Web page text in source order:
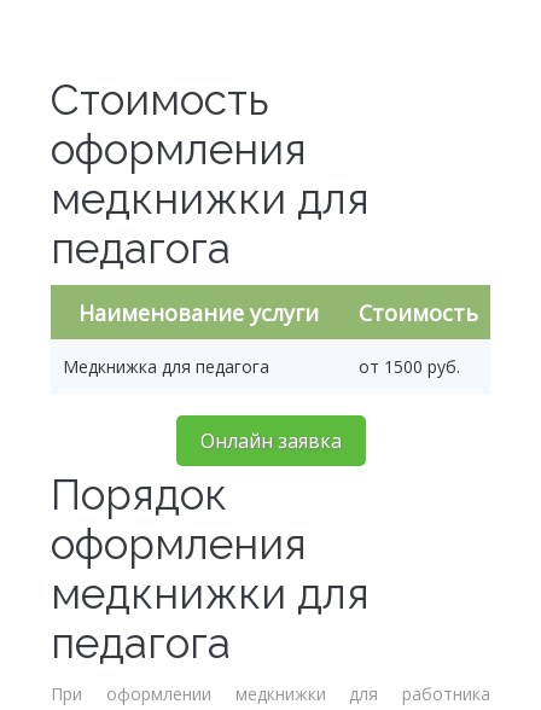
Стоимость
оформления
медкнижки для
педагога
Наименование услуги Стоимость
Медкнижка для педагога от 1500 руб.
Онлайн заявка
Порядок
оформления
медкнижки для
педагога
При оформлении медкнижки для работника